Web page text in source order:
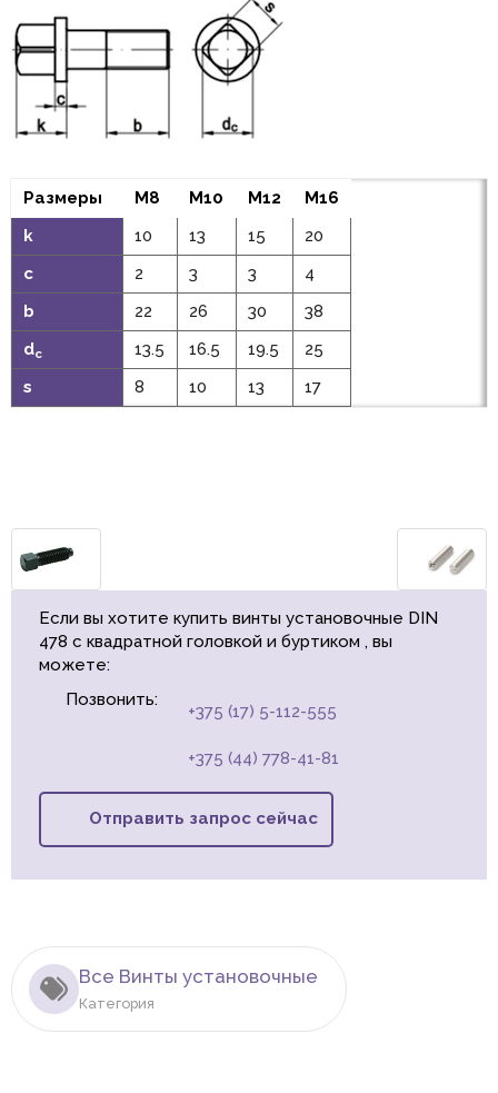
Размеры M8 M10 M12
M16
k
10 13 15
20
c
2 3 3
4
b
22 26 30
38
dc 13.5 16.5 19.5
25
s
8 10 13 17
Если вы хотите купить винты установочные DIN
478 с квадратной головкой и буртиком , вы
можете:
Позвонить:
+375 (17) 5-112-555
+375 (44) 778-41-81
Отправить запрос сейчас
Все Винты установочные
Категория